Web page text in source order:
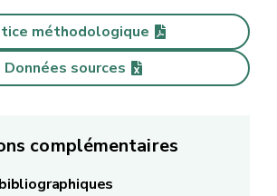
méthodologique
Données sources
complémentaires